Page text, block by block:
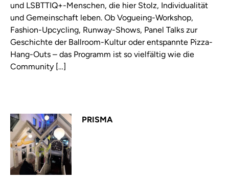
und LSBTTIQ+-Menschen, die hier Stolz, Individualität
und Gemeinschaft leben. Ob Vogueing-Workshop,
Fashion-Upcycling, Runway-Shows, Panel Talks zur
Geschichte der Ballroom-Kultur oder entspannte Pizza-
Hang-Outs – das Programm ist so vielfältig wie die
Community […]
PRISMA